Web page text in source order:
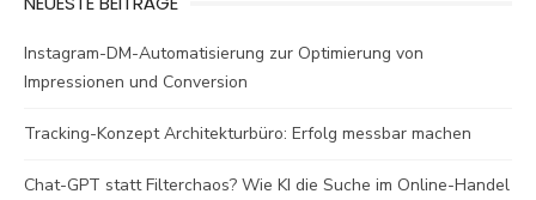
Instagram-DM-Automatisierung zur Optimierung von
Impressionen und Conversion
Tracking-Konzept Architekturbüro: Erfolg messbar machen
Chat-GPT statt Filterchaos? Wie KI die Suche im Online-Handel